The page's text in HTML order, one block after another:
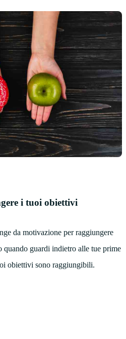
i tuoi obiettivi
da motivazione per raggiungere
quando guardi indietro alle tue prime
obiettivi sono raggiungibili.